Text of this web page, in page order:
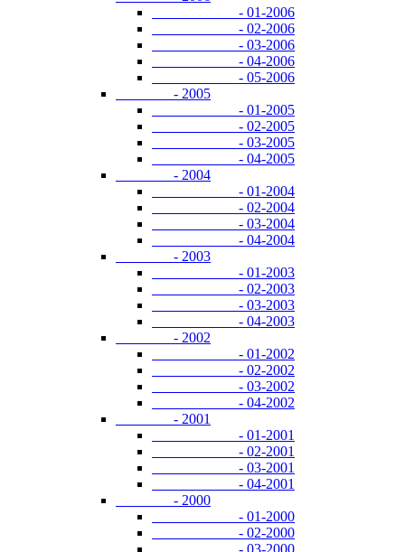
- 01-2006
- 02-2006
- 03-2006
- 04-2006
- 05-2006
- 2005
- 01-2005
- 02-2005
- 03-2005
- 04-2005
- 2004
- 01-2004
- 02-2004
- 03-2004
- 04-2004
- 2003
- 01-2003
- 02-2003
- 03-2003
- 04-2003
- 2002
- 01-2002
- 02-2002
- 03-2002
- 04-2002
- 2001
- 01-2001
- 02-2001
- 03-2001
- 04-2001
- 2000
- 01-2000
- 02-2000
- 03-2000